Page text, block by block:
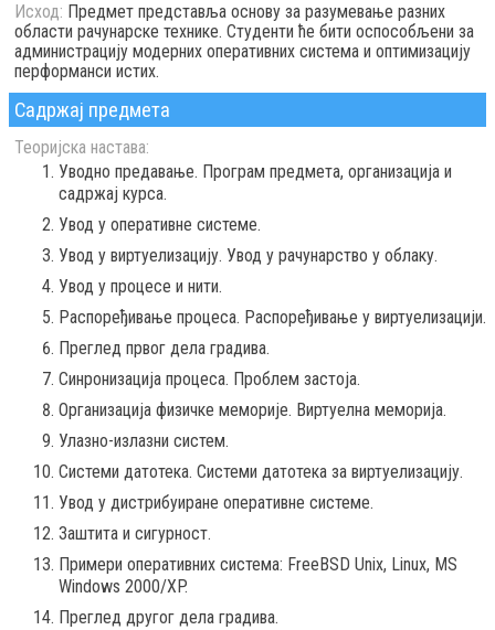
Исход: Предмет представља основу за разумевање разних
области рачунарске технике. Студенти ће бити оспособљени за
администрацију модерних оперативних система и оптимизацију
перформанси истих.
Садржај предмета
Теоријска настава:
Уводно предавање. Програм предмета, организација и
садржај курса.
Увод у оперативне системе.
Увод у виртуелизацију. Увод у рачунарство у облаку.
Увод у процесе и нити.
Распоређивање процеса. Распоређивање у виртуелизацији.
Преглед првог дела градива.
Синронизација процеса. Проблем застоја.
Организација физичке меморије. Виртуелна меморија.
Улазно-излазни систем.
Системи датотека. Системи датотека за виртуелизацију.
Увод у дистрибуиране оперативне системе.
Заштита и сигурност.
Примери оперативних система: FreeBSD Unix, Linux, MS
Windows 2000/XP.
Преглед другог дела градива.